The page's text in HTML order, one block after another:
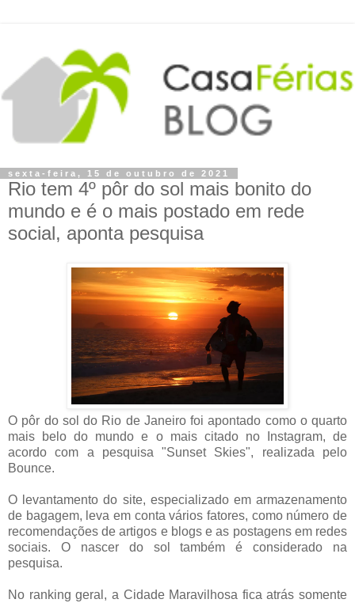
sexta-feira, 15 de outubro de 2021
Rio tem 4º pôr do sol mais bonito do
mundo e é o mais postado em rede
social, aponta pesquisa
O pôr do sol do Rio de Janeiro foi apontado como o quarto
mais belo do mundo e o mais citado no Instagram, de
acordo com a pesquisa "Sunset Skies", realizada pelo
Bounce.
O levantamento do site, especializado em armazenamento
de bagagem, leva em conta vários fatores, como número de
recomendações de artigos e blogs e as postagens em redes
sociais. O nascer do sol também é considerado na
pesquisa.
No ranking geral, a Cidade Maravilhosa fica atrás somente